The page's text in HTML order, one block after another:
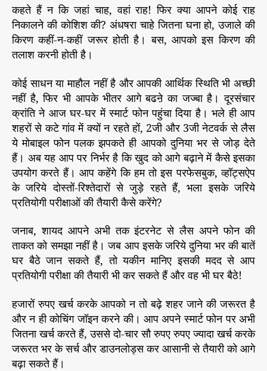
कहते हैं न कि जहां चाह, वहां राह! फिर क्या आपने कोई राह
निकालने की कोशिश की? अंधषरा चाहे जितना घना हो, उजाले की
किरण कहीं-न-कहीं जरूर होती है। बस, आपको इस किरण की
तलाश करनी होती है।
कोई साधन या माहौल नहीं है और आपकी आर्थिक स्थिति भी अच्छी
नहीं है, फिर भी आपके भीतर आगे बढऩे का जज्बा है। दूरसंचार
क्रांति ने आज घर-घर में स्मार्ट फोन पहुंचा दिया है। भले ही आप
शहरों से कटे गांव में क्यों न रहते हों, 2जी और 3जी नेटवर्क से लैस
ये मोबाइल फोन पलक झपकते ही आपको दुनिया भर से जोड़ देते
हैं। अब यह आप पर निर्भर है कि खुद को आगे बढ़ाने में कैसे इसका
उपयोग करते हैं। आप कहेंगे कि हम तो इस परफेसबुक, व्हॉट्सऐप
के जरिये दोस्तों-रिश्तेदारों से जुड़े रहते हैं, भला इसके जरिये
प्रतियोगी परीक्षाओं की तैयारी कैसे करेंगे?
जनाब, शायद आपने अभी तक इंटरनेट से लैस अपने फोन की
ताकत को समझा नहीं है। जब आप इसके जरिये दुनिया भर की बातें
घर बैठे जान सकते हैं, तो यकीन मानिए इसकी मदद से आप
प्रतियोगी परीक्षा की तैयारी भी कर सकते हैं और वह भी घर बैठे!
हजारों रुपए खर्च करके आपको न तो बढ़े शहर जाने की जरूरत है
और न ही कोचिंग जॉइन करने की। आप अपने स्मार्ट फोन पर अभी
जितना खर्च करते हैं, उससे दो-चार सौ रुपए रुपए ज्यादा खर्च करके
जरूरत भर के सर्च और डाउनलोड्स कर आसानी से तैयारी को आगे
बढ़ा सकते हैं।